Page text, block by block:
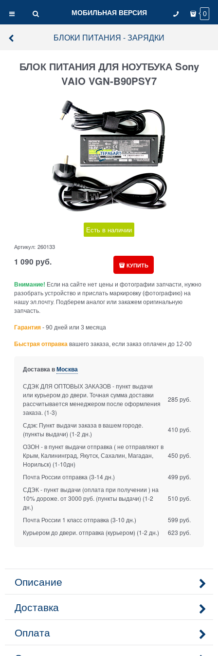
МОБИЛЬНАЯ ВЕРСИЯ 0
БЛОКИ ПИТАНИЯ - ЗАРЯДКИ
БЛОК ПИТАНИЯ ДЛЯ НОУТБУКА Sony
VAIO VGN-B90PSY7
Есть в наличии
Артикул: 260133
1 090 руб. КУПИТЬ
Внимание! Если на сайте нет цены и фотографии запчасти, нужно
разобрать устройство и прислать маркировку (фотографию) на
нашу эл.почту. Подберем аналог или закажем оригинальную
запчасть.
Гарантия - 90 дней или 3 месяца
Быстрая отправка вашего заказа, если заказ оплачен до 12-00
Доставка вМосква
СДЭК ДЛЯ ОПТОВЫХ ЗАКАЗОВ - пункт выдачи
или курьером до двери. Точная сумма доставки
рассчитывается менеджером после оформления
заказа. (1-3)
285 руб.
Сдэк: Пункт выдачи заказа в вашем городе.
(пункты выдачи) (1-2 дн.)
410 руб.
ОЗОН - в пункт выдачи отправка ( не отправляют в
Крым, Калининград, Якутск, Сахалин, Магадан,
Норильск) (1-10дн)
450 руб.
Почта России отправка (3-14 дн.)
499 руб.
СДЭК - пункт выдачи (оплата при получении ) на
10% дороже. от 3000 руб. (пункты выдачи) (1-2
дн.)
510 руб.
Почта России 1 класс отправка (3-10 дн.)
599 руб.
Курьером до двери. отправка (курьером) (1-2 дн.) 623 руб.
Описание
Доставка
Оплата